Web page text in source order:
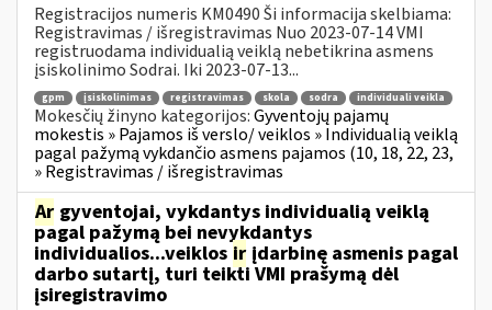
Registracijos numeris KM0490 Ši informacija skelbiama:
Registravimas / išregistravimas Nuo 2023-07-14 VMI
registruodama individualią veiklą nebetikrina asmens
įsiskolinimo Sodrai. Iki 2023-07-13...
gpm įsiskolinimas registravimas skola sodra individuali veikla
Mokesčių žinyno kategorijos:Gyventojų pajamų
mokestis » Pajamos iš verslo/ veiklos » Individualią veiklą
pagal pažymą vykdančio asmens pajamos (10, 18, 22, 23,
» Registravimas / išregistravimas
Ar gyventojai, vykdantys individualią veiklą
pagal pažymą bei nevykdantys
individualios...veiklos ir įdarbinę asmenis pagal
darbo sutartį, turi teikti VMI prašymą dėl
įsiregistravimo